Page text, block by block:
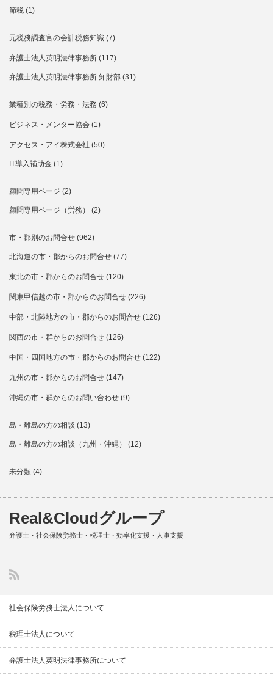
節税 (1)
元税務調査官の会計税務知識 (7)
弁護士法人英明法律事務所 (117)
弁護士法人英明法律事務所 知財部 (31)
業種別の税務・労務・法務 (6)
ビジネス・メンター協会 (1)
アクセス・アイ株式会社 (50)
IT導入補助金 (1)
顧問専用ページ (2)
顧問専用ページ（労務） (2)
市・郡別のお問合せ (962)
北海道の市・郡からのお問合せ (77)
東北の市・郡からのお問合せ (120)
関東甲信越の市・郡からのお問合せ (226)
中部・北陸地方の市・郡からのお問合せ (126)
関西の市・群からのお問合せ (126)
中国・四国地方の市・郡からのお問合せ (122)
九州の市・郡からのお問合せ (147)
沖縄の市・群からのお問い合わせ (9)
島・離島の方の相談 (13)
島・離島の方の相談（九州・沖縄） (12)
未分類 (4)
Real&Cloudグループ
弁護士・社会保険労務士・税理士・効率化支援・人事支援
社会保険労務士法人について
税理士法人について
弁護士法人英明法律事務所について